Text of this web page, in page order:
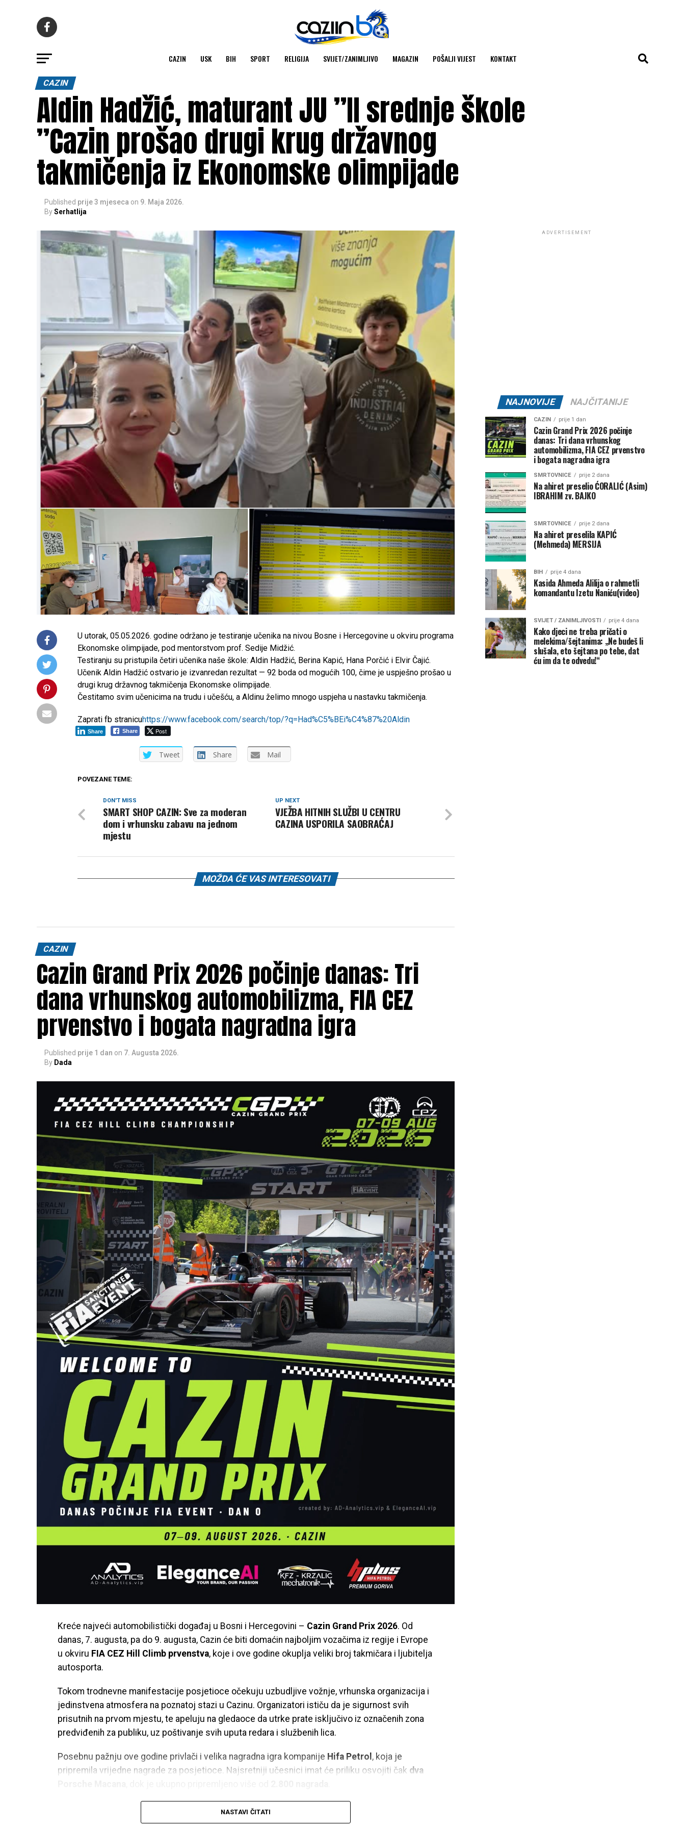
CAZIN USK BIH SPORT RELIGIJA SVIJET/ZANIMLJIVO MAGAZIN POŠALJI VIJEST KONTAKT
CAZIN
Aldin Hadžić, maturant JU ”II srednje škole
”Cazin prošao drugi krug državnog
takmičenja iz Ekonomske olimpijade
Published prije 3 mjeseca on 9. Maja 2026.
BySerhatlija
U utorak, 05.05.2026. godine održano je testiranje učenika na nivou Bosne i Hercegovine u okviru programa
Ekonomske olimpijade, pod mentorstvom prof. Sedije Midžić.
Testiranju su pristupila četiri učenika naše škole: Aldin Hadžić, Berina Kapić, Hana Porčić i Elvir Čajić.
Učenik Aldin Hadžić ostvario je izvanredan rezultat — 92 boda od mogućih 100, čime je uspješno prošao u
drugi krug državnog takmičenja Ekonomske olimpijade.
Čestitamo svim učenicima na trudu i učešću, a Aldinu želimo mnogo uspjeha u nastavku takmičenja.
Zaprati fb stranicuhttps://www.facebook.com/search/top/?q=Had%C5%BEi%C4%87%20Aldin
Share Post
Share
Tweet Share Mail
POVEZANE TEME:
UP NEXT
VJEŽBA HITNIH SLUŽBI U CENTRU
CAZINA USPORILA SAOBRAĆAJ
DON'T MISS
SMART SHOP CAZIN: Sve za moderan
dom i vrhunsku zabavu na jednom
mjestu
MOŽDA ĆE VAS INTERESOVATI
CAZIN
Cazin Grand Prix 2026 počinje danas: Tri
dana vrhunskog automobilizma, FIA CEZ
prvenstvo i bogata nagradna igra
Published prije 1 dan on 7. Augusta 2026.
By Dada
Kreće najveći automobilistički događaj u Bosni i Hercegovini – Cazin Grand Prix 2026. Od
danas, 7. augusta, pa do 9. augusta, Cazin će biti domaćin najboljim vozačima iz regije i Evrope
u okviru FIA CEZ Hill Climb prvenstva, koje i ove godine okuplja veliki broj takmičara i ljubitelja
autosporta.
Tokom trodnevne manifestacije posjetioce očekuju uzbudljive vožnje, vrhunska organizacija i
jedinstvena atmosfera na poznatoj stazi u Cazinu. Organizatori ističu da je sigurnost svih
prisutnih na prvom mjestu, te apeluju na gledaoce da utrke prate isključivo iz označenih zona
predviđenih za publiku, uz poštivanje svih uputa redara i službenih lica.
Posebnu pažnju ove godine privlači i velika nagradna igra kompanije Hifa Petrol, koja je
pripremila vrijedne nagrade za posjetioce. Najsretniji učesnici imat će priliku osvojiti čak dva
Očekuje se dolazak hiljada gledalaca iz Bosne i Hercegovine, Hrvatske, Slovenije, Srbije, Crne
Gore i drugih evropskih zemalja, što će Cazin i ove godine učiniti regionalnim centrom
NASTAVI ČITATI
ADVERTISEMENT
NAJNOVIJE NAJČITANIJE
CAZIN prije 1 dan
Cazin Grand Prix 2026 počinje
danas: Tri dana vrhunskog
automobilizma, FIA CEZ prvenstvo
i bogata nagradna igra
SMRTOVNICE prije 2 dana
Na ahiret preselio ĆORALIĆ (Asim)
IBRAHIM zv. BAJKO
SMRTOVNICE prije 2 dana
Na ahiret preselila KAPIĆ
(Mehmeda) MERSIJA
BIH prije 4 dana
Kasida Ahmeda Alilija o rahmetli
komandantu Izetu Naniću(video)
SVIJET / ZANIMLJIVOSTI prije 4 dana
Kako djeci ne treba pričati o
melekima/šejtanima: „Ne budeš li
slušala, eto šejtana po tebe, dat
ću im da te odvedu!“